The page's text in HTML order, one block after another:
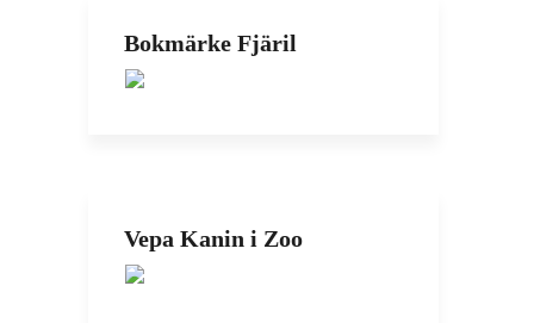
Bokmärke Fjäril
Vepa Kanin i Zoo